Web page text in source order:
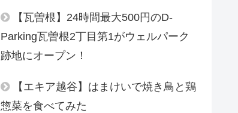
【瓦曽根】24時間最大500円のD-
Parking瓦曽根2丁目第1がウェルパーク
跡地にオープン！
【エキア越谷】はまけいで焼き鳥と鶏
惣菜を食べてみた